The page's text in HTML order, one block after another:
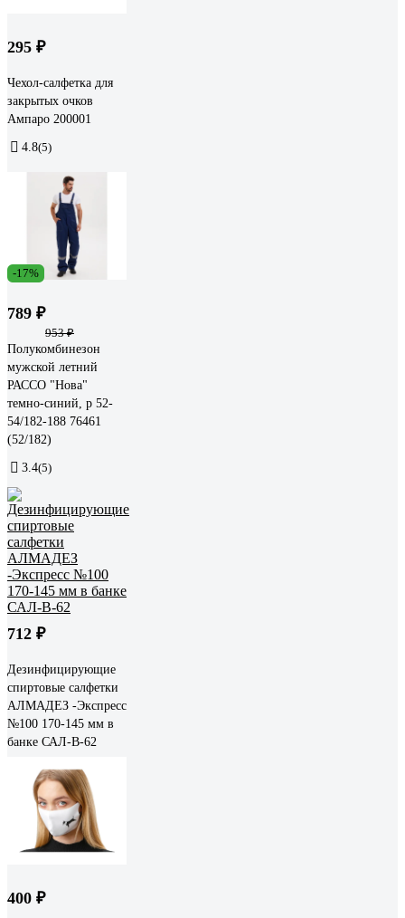
295 ₽
Чехол-салфетка для
закрытых очков
Ампаро 200001
4.8(5)
-17%
789 ₽
953 ₽
Полукомбинезон
мужской летний
РАССО "Нова"
темно-синий, р 52-
54/182-188 76461
(52/182)
3.4(5)
712 ₽
Дезинфицирующие
спиртовые салфетки
АЛМАДЕЗ -Экспресс
№100 170-145 мм в
банке САЛ-В-62
400 ₽